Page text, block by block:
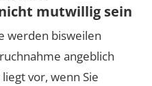
mutwillig sein
werden bisweilen
angeblich
vor, wenn Sie